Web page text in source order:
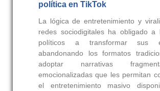
política en TikTok
La lógica de entretenimiento y
redes sociodigitales ha obligado a
políticos a transformar sus
abandonando los formatos
adoptar narrativas
emocionalizadas que les permitan
el entretenimiento masivo